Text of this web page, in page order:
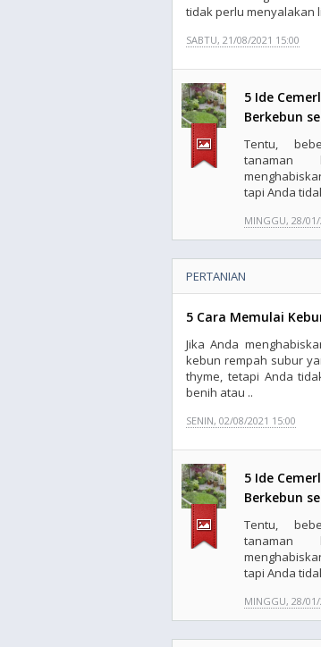
tidak perlu menyalakan
SABTU, 21/08/2021 15:00
5 Ide
Berkebun
Tentu,
tanaman
tapi Anda
MINGGU, 28/
PERTANIAN
5 Cara Memulai
Jika Anda
kebun rempah subur
thyme, tetapi Anda
benih atau ..
SENIN, 02/08/2021 15:00
5 Ide
Berkebun
Tentu,
tanaman
tapi Anda
MINGGU, 28/